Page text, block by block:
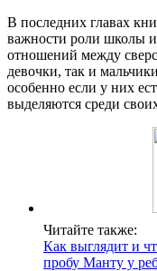
В последних главах
важности роли школы
отношений между
девочки, так и
особенно если у них
выделяются среди
Читайте также:
Как выглядит и
пробу Манту у